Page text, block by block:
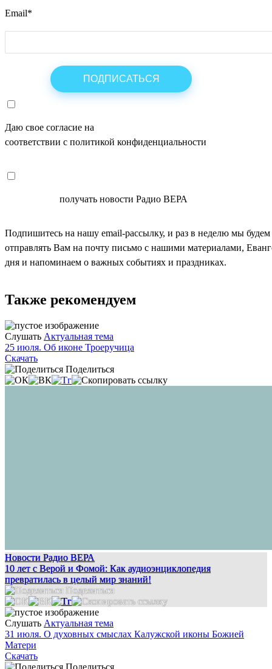
Email*
Даю свое согласие на
соответствии с политикой конфиденциальности
получать новости Радио ВЕРА
Подпишитесь на нашу email-рассылку, и раз в неделю мы будем
отправлять Вам на почту письмо с нашими материалами,
дня и напоминаем о важных событиях и праздниках.
Также рекомендуем
Слушать Актуальная тема
25 июля. Об иконе Троеручица
Скачать
Поделиться
Новости Радио ВЕРА
10 лет с Верой и Фомой: Как аудиоэнциклопедия
превратилась в целый мир знаний!
Поделиться
Слушать Актуальная тема
31 июля. О духовных смыслах Калужской иконы Божией
Матери
Скачать
Поделиться